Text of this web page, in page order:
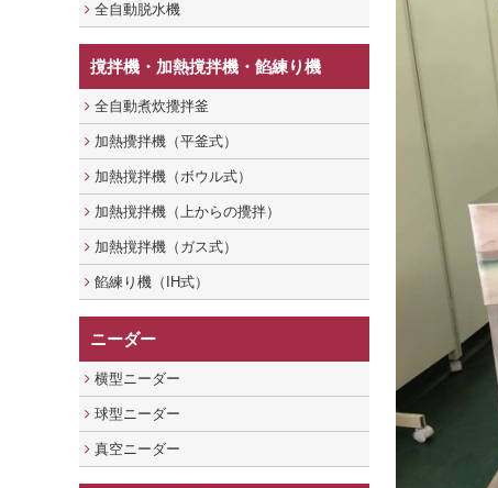
全自動脱水機
撹拌機・加熱撹拌機・餡練り機
全自動煮炊攪拌釜
加熱攪拌機（平釜式）
加熱撹拌機（ボウル式）
加熱撹拌機（上からの攪拌）
加熱撹拌機（ガス式）
餡練り機（IH式）
ニーダー
横型ニーダー
球型ニーダー
真空ニーダー